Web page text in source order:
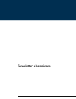
Newsletter abonnieren